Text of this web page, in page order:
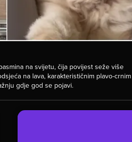
na svijetu, čija povijest seže više
na lava, karakterističnim plavo-crnim
gdje god se pojavi.